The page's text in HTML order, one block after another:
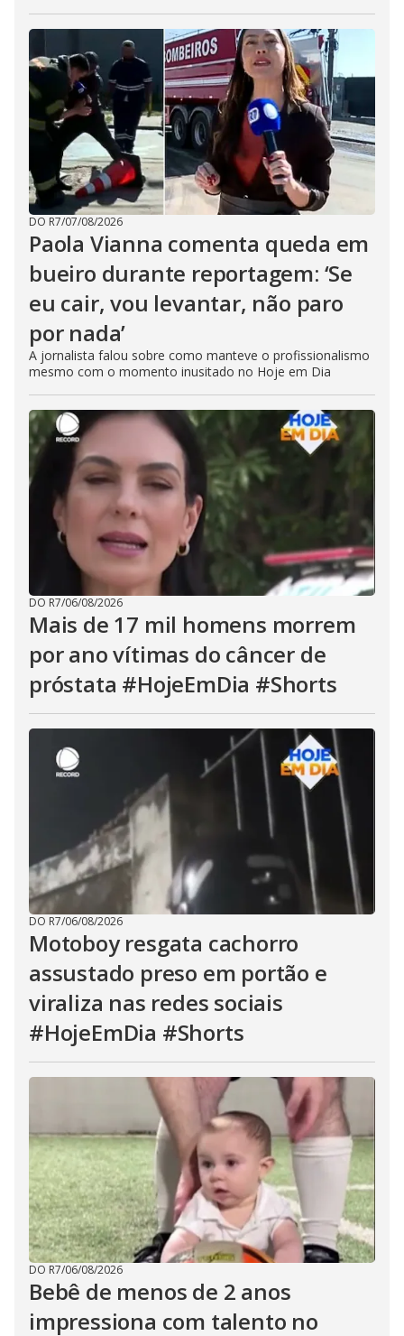
DO R7/07/08/2026
Paola Vianna comenta queda em
bueiro durante reportagem: ‘Se
eu cair, vou levantar, não paro
por nada’
A jornalista falou sobre como manteve o profissionalismo
mesmo com o momento inusitado no Hoje em Dia
DO R7/06/08/2026
Mais de 17 mil homens morrem
por ano vítimas do câncer de
próstata #HojeEmDia #Shorts
DO R7/06/08/2026
Motoboy resgata cachorro
assustado preso em portão e
viraliza nas redes sociais
#HojeEmDia #Shorts
DO R7/06/08/2026
Bebê de menos de 2 anos
impressiona com talento no